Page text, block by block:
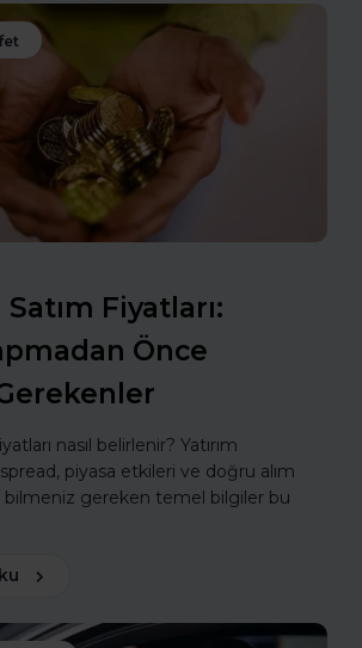
Satım Fiyatları:
Önce
nasıl belirlenir? Yatırım
piyasa etkileri ve doğru alım
bilmeniz gereken temel bilgiler bu